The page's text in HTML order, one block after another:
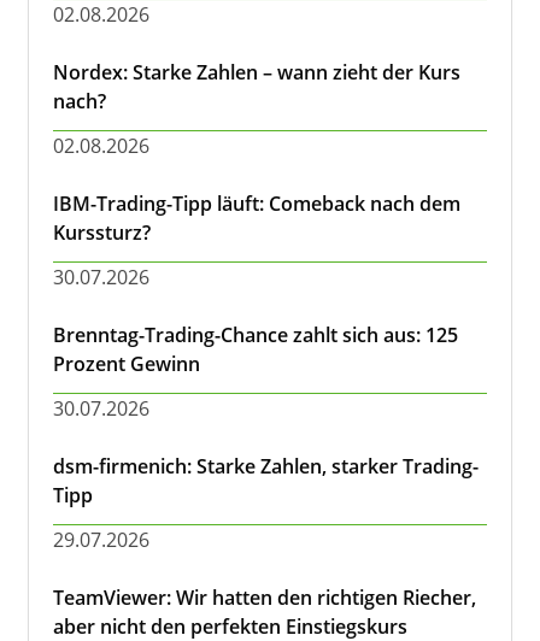
02.08.2026
Nordex: Starke Zahlen – wann zieht der Kurs
nach?
02.08.2026
IBM-Trading-Tipp läuft: Comeback nach dem
Kurssturz?
30.07.2026
Brenntag-Trading-Chance zahlt sich aus: 125
Prozent Gewinn
30.07.2026
dsm-firmenich: Starke Zahlen, starker Trading-
Tipp
29.07.2026
TeamViewer: Wir hatten den richtigen Riecher,
aber nicht den perfekten Einstiegskurs